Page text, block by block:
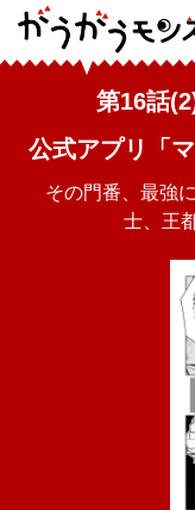
第16話
公式アプリ「
その門番、最強
士、王